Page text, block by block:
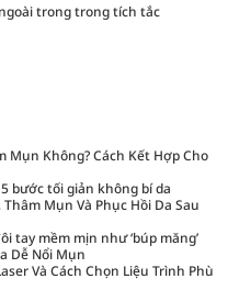
trong trong tích tắc
Mụn Không? Cách Kết Hợp Cho
bước tối giản không bí da
Mụn Và Phục Hồi Da Sau
tay mềm mịn như ‘búp măng’
Dễ Nổi Mụn
Và Cách Chọn Liệu Trình Phù